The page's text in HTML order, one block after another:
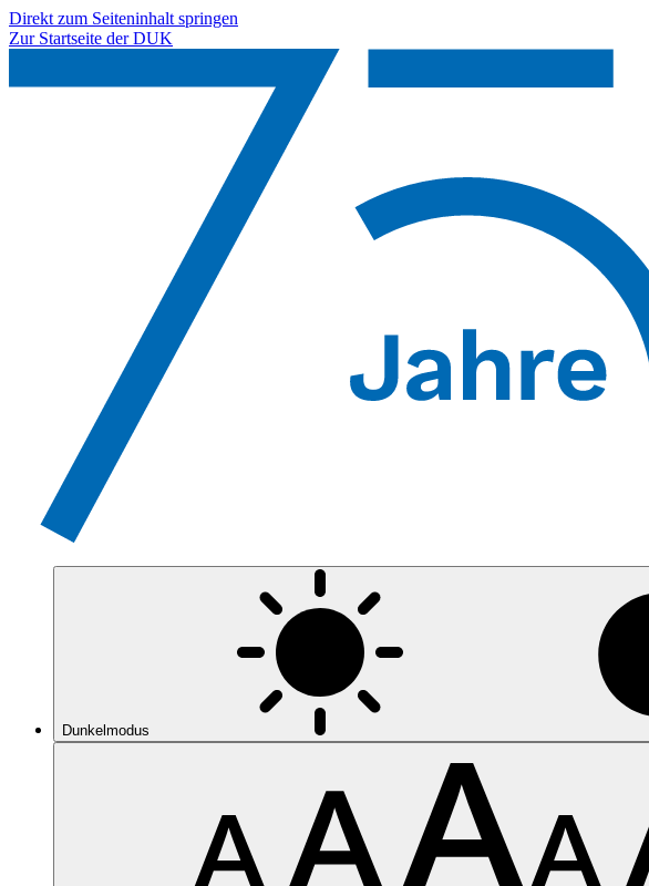
Direkt zum Seiteninhalt springen
Zur Startseite der DUK
Dunkelmodus